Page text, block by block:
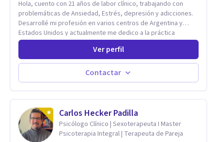
Hola, cuento con 21 años de labor clínico, trabajando con
problemáticas de Ansiedad, Estrés, depresión y adicciones.
Desarrollé mi profesión en varios centros de Argentina y
Estados Unidos y actualmente me dedico a la práctica
privada. Utilizo terapias cognitivas conductuales basadas en
evidencia científica con comprobados resultados. Los
objetivos terapéuticos están centrados en brindar
herramientas concretas para el cambio, que permitan
desarrollar nuevas habilidades y estrategias basadas en la
Ver perfil
Contactar
Carlos Hecker Padilla
Psicólogo Clínico | Sexoterapeuta I Master
Psicoterapia Integral | Terapeuta de Pareja